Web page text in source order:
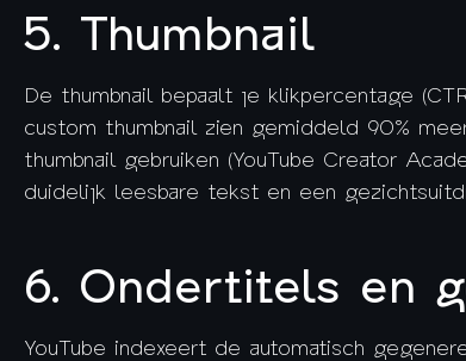
5. Thumbnail
De thumbnail bepaalt je klikpercentage
custom thumbnail zien gemiddeld 90%
thumbnail gebruiken (YouTube Creator
duidelijk leesbare tekst en een
6. Ondertitels en
YouTube indexeert de automatisch